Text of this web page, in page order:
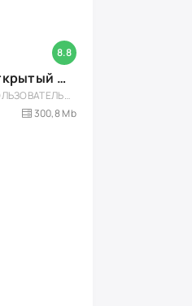
8.8
Toilet Fight Открытый Мир (Мод: много чипов, денег, все открыто, бессмертие, урон, 50+ читов)
АРКАДЫ / ОДНОПОЛЬЗОВАТЕЛЬСКИЕ / ОФЛАЙН / МОД / РОЛЕВЫЕ / ШУТЕРЫ / ОТКРЫТЫЙ МИР / ВСТРОЕННЫЙ КЕШ / 3D / ЭКШЕНЫ / ТУАЛЕТНЫЕ ВОЙНЫ / ДЛЯ ДЕТЕЙ
300,8 Mb